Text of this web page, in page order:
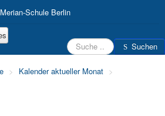
Suchen Suchen
> Kalender aktueller Monat >